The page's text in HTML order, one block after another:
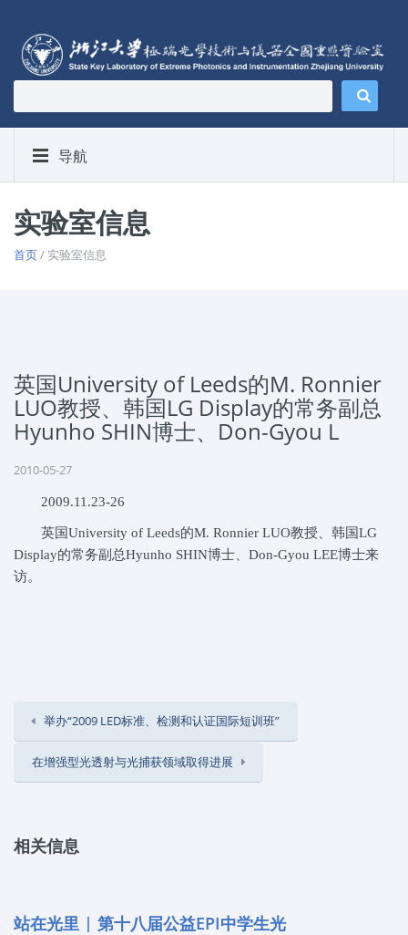
导航
实验室信息
首页/ 实验室信息
英国University of Leeds的M. Ronnier
LUO教授、韩国LG Display的常务副总
Hyunho SHIN博士、Don-Gyou L
2010-05-27
2009.11.23-26
英国University of Leeds的M. Ronnier LUO教授、韩国LG
Display的常务副总Hyunho SHIN博士、Don-Gyou LEE博士来
访。
举办“2009 LED标准、检测和认证国际短训班”
在增强型光透射与光捕获领域取得进展
相关信息
站在光里 | 第十八届公益EPI中学生光